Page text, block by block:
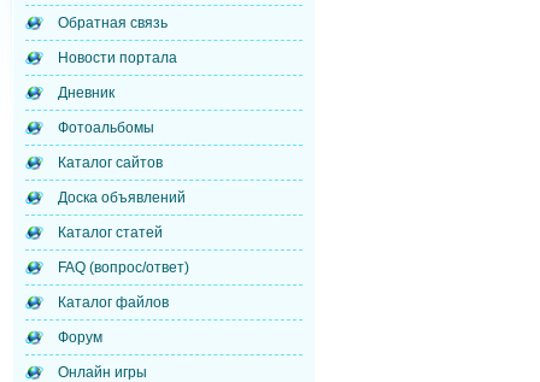
Обратная связь
Новости портала
Дневник
Фотоальбомы
Каталог сайтов
Доска объявлений
Каталог статей
FAQ (вопрос/ответ)
Каталог файлов
Форум
Онлайн игры